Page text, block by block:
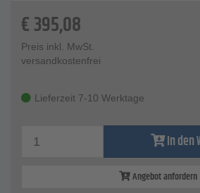
€395,08
Preis inkl. MwSt.
versandkostenfrei
Lieferzeit 7-10 Werktage
In den
Angebot anfordern